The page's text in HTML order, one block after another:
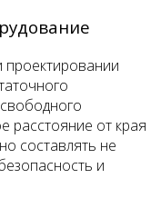
расстояние от края
составлять не
и